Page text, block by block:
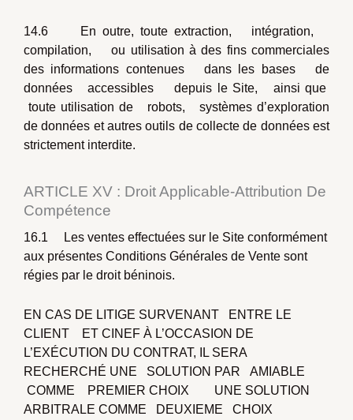
14.6 En outre, toute extraction, intégration,
compilation, ou utilisation à des fins commerciales
des informations contenues dans les bases de
données accessibles depuis le Site, ainsi que
toute utilisation de robots, systèmes d’exploration
de données et autres outils de collecte de données est
strictement interdite.
ARTICLE XV : Droit Applicable-Attribution De
Compétence
16.1 Les ventes effectuées sur le Site conformément
aux présentes Conditions Générales de Vente sont
régies par le droit béninois.
EN CAS DE LITIGE SURVENANT ENTRE LE
CLIENT ET CINEF À L’OCCASION DE
L’EXÉCUTION DU CONTRAT, IL SERA
RECHERCHÉ UNE SOLUTION PAR AMIABLE
COMME PREMIER CHOIX UNE SOLUTION
ARBITRALE COMME DEUXIEME CHOIX